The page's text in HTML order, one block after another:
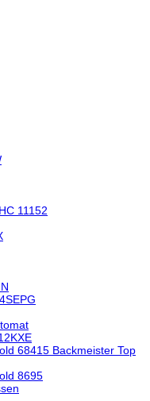
11152
68415 Backmeister Top
8695